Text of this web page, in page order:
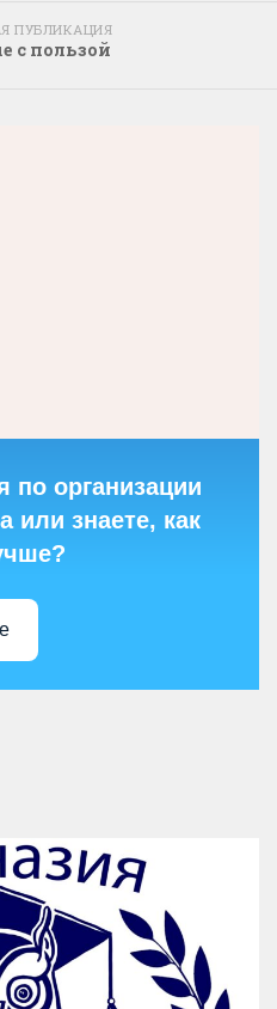
ПУБЛИКАЦИЯ
с пользой
по организации
или знаете, как